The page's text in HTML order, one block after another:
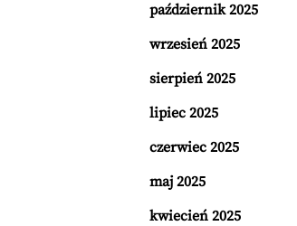
październik 2025
wrzesień 2025
sierpień 2025
lipiec 2025
czerwiec 2025
maj 2025
kwiecień 2025